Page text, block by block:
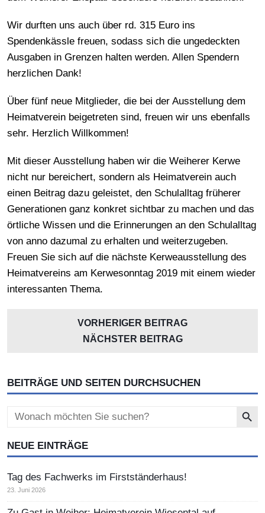
Wir durften uns auch über rd. 315 Euro ins
Spendenkässle freuen, sodass sich die ungedeckten
Ausgaben in Grenzen halten werden. Allen Spendern
herzlichen Dank!
Über fünf neue Mitglieder, die bei der Ausstellung dem
Heimatverein beigetreten sind, freuen wir uns ebenfalls
sehr. Herzlich Willkommen!
Mit dieser Ausstellung haben wir die Weiherer Kerwe
nicht nur bereichert, sondern als Heimatverein auch
einen Beitrag dazu geleistet, den Schulalltag früherer
Generationen ganz konkret sichtbar zu machen und das
örtliche Wissen und die Erinnerungen an den Schulalltag
von anno dazumal zu erhalten und weiterzugeben.
Freuen Sie sich auf die nächste Kerweausstellung des
Heimatvereins am Kerwesonntag 2019 mit einem wieder
interessanten Thema.
VORHERIGER BEITRAG
NÄCHSTER BEITRAG
BEITRÄGE UND SEITEN DURCHSUCHEN
Search
for:
NEUE EINTRÄGE
Tag des Fachwerks im Firstständerhaus!
23. Juni 2026